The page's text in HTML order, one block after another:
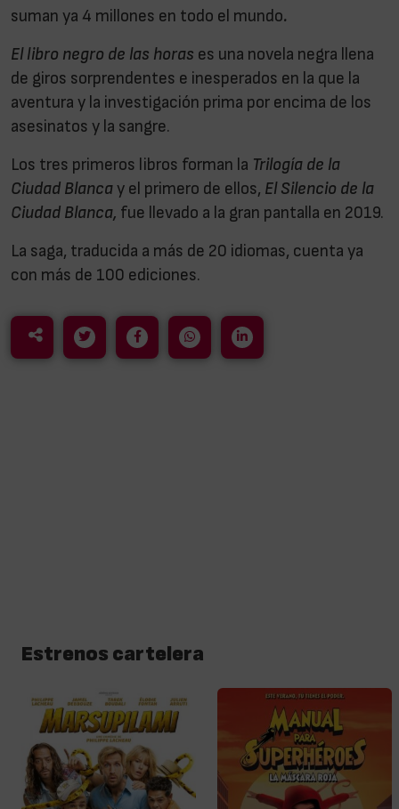
suman ya 4 millones en todo el mundo.
El libro negro de las horas es una novela negra llena
de giros sorprendentes e inesperados en la que la
aventura y la investigación prima por encima de los
asesinatos y la sangre.
Los tres primeros libros forman la Trilogía de la
Ciudad Blanca y el primero de ellos, El Silencio de la
Ciudad Blanca, fue llevado a la gran pantalla en 2019.
La saga, traducida a más de 20 idiomas, cuenta ya
con más de 100 ediciones.
Estrenos cartelera